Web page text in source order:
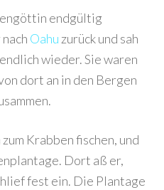
endgültig
Oahu zurück und sah
wieder. Sie waren
dort an in den Bergen
Krabben fischen, und
Dort aß er,
fest ein. Die Plantage